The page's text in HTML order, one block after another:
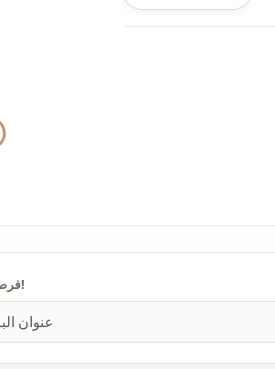
ياقة
فرص وخصومات سوبر!